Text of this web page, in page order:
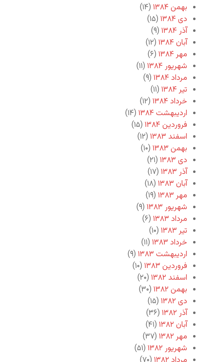
بهمن ۱۳۸۴
(۱۴)
دی ۱۳۸۴
(۱۵)
آذر ۱۳۸۴
(۹)
آبان ۱۳۸۴
(۱۲)
مهر ۱۳۸۴
(۶)
شهریور ۱۳۸۴
(۱۱)
مرداد ۱۳۸۴
(۹)
تیر ۱۳۸۴
(۱۱)
خرداد ۱۳۸۴
(۱۲)
اردیبهشت ۱۳۸۴
(۱۴)
فروردین ۱۳۸۴
(۱۵)
اسفند ۱۳۸۳
(۱۲)
بهمن ۱۳۸۳
(۱۰)
دی ۱۳۸۳
(۲۱)
آذر ۱۳۸۳
(۱۷)
آبان ۱۳۸۳
(۱۸)
مهر ۱۳۸۳
(۱۹)
شهریور ۱۳۸۳
(۹)
مرداد ۱۳۸۳
(۶)
تیر ۱۳۸۳
(۱۰)
خرداد ۱۳۸۳
(۱۱)
اردیبهشت ۱۳۸۳
(۹)
فروردین ۱۳۸۳
(۱۰)
اسفند ۱۳۸۲
(۲۰)
بهمن ۱۳۸۲
(۳۰)
دی ۱۳۸۲
(۱۵)
آذر ۱۳۸۲
(۳۶)
آبان ۱۳۸۲
(۴۱)
مهر ۱۳۸۲
(۳۷)
شهریور ۱۳۸۲
(۵۱)